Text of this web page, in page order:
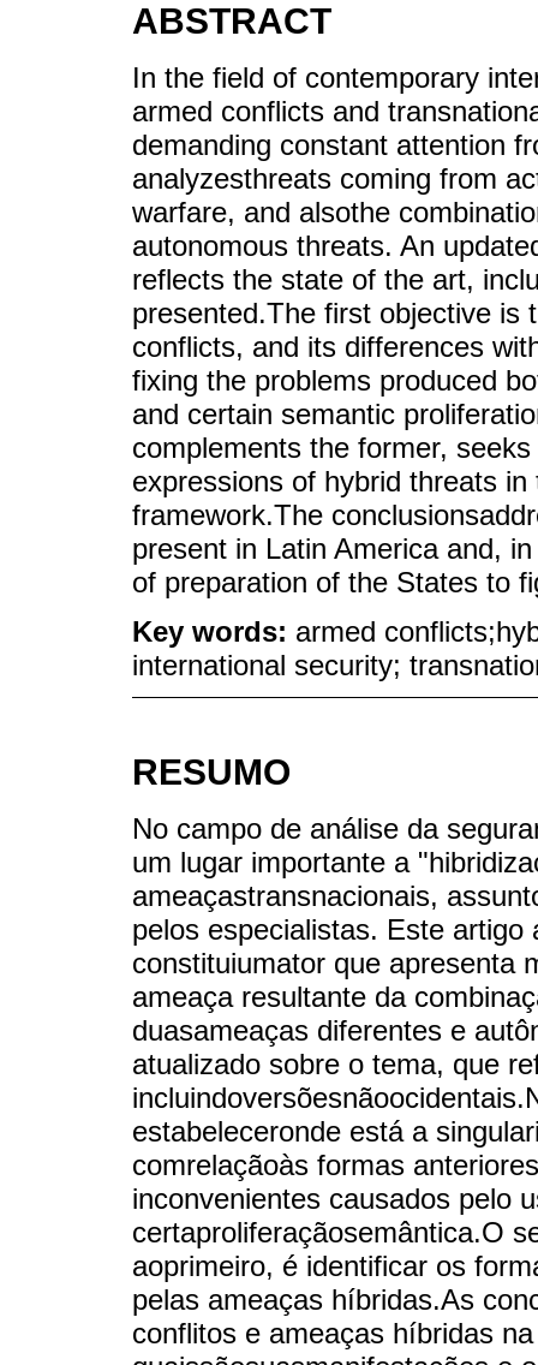
ABSTRACT
In the field of contemporary
armed conflicts and
demanding constant attention
analyzesthreats coming from
warfare, and alsothe
autonomous threats. An
reflects the state of the art,
presented.The first objective is
conflicts, and its differences
fixing the problems produced
and certain semantic
complements the former,
expressions of hybrid threats
framework.The
present in Latin America and,
of preparation of the States to
Key words: armed
international security;
RESUMO
No campo de análise da
um lugar importante a
ameaçastransnacionais,
pelos especialistas. Este
constituiumator que apresenta
ameaça resultante da
duasameaças diferentes e
atualizado sobre o tema, que
estabeleceronde está a
comrelaçãoàs formas
inconvenientes causados pelo
certaproliferaçãosemântica.O
aoprimeiro, é identificar os
pelas ameaças híbridas.As
conflitos e ameaças híbridas